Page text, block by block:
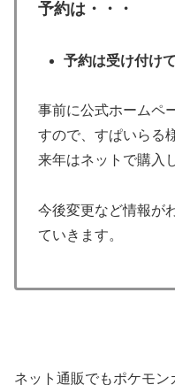
予約は・・・
予約は受け付け
事前に公式ホームペ
すので、すぱいらる
来年はネットで購入
今後変更など情報が
ていきます。
ネット通販でもポケモ